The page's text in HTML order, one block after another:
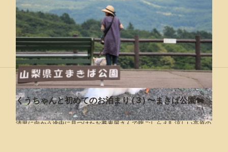
くうちゃんと初めてのお泊まり (３) 〜まきば公園🐄
清里に向かう途中に見つけたお蕎麦屋さんで腹ごしらえ‼️ 涼しい高原の
Copyright ©2026 フレブルくうちゃんのトコトコ日和
Powered by AmebaOwnd
無料でホームページをつくろう